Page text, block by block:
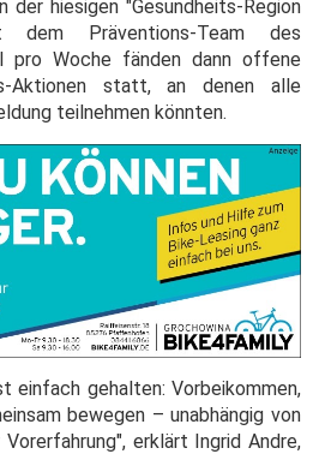
der hiesigen "Gesundheits-Region
dem Präventions-Team des
pro Woche fänden dann offene
Aktionen statt, an denen alle
teilnehmen könnten.
einfach gehalten: Vorbeikommen,
bewegen – unabhängig von
erklärt Ingrid Andre,